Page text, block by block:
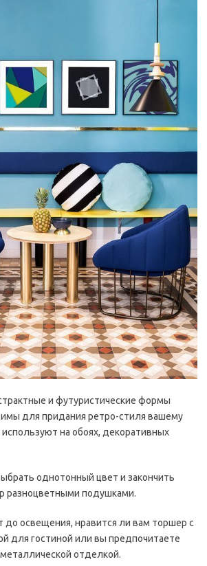
и футуристические формы
для придания ретро-стиля вашему
используют на обоях, декоративных
однотонный цвет и закончить
разноцветными подушками.
до освещения, нравится ли вам торшер с
для гостиной или вы предпочитаете
отделкой.